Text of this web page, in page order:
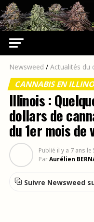
Newsweed / Actualités du
CANNABIS EN
Illinois :
dollars de
du 1er mois
Publié il y a 7 ans le
ParAurélien
Suivre Newsweed